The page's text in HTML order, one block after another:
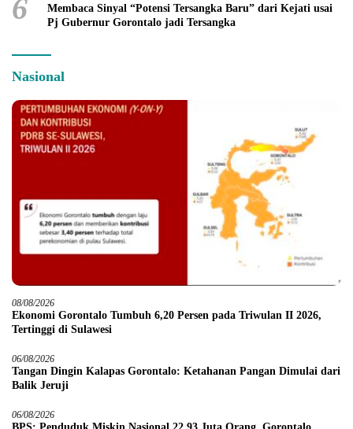
6
Membaca Sinyal “Potensi Tersangka Baru” dari Kejati usai
Pj Gubernur Gorontalo jadi Tersangka
Nasional
08/08/2026
Ekonomi Gorontalo Tumbuh 6,20 Persen pada Triwulan II 2026,
Tertinggi di Sulawesi
06/08/2026
Tangan Dingin Kalapas Gorontalo: Ketahanan Pangan Dimulai dari
Balik Jeruji
06/08/2026
BPS: Penduduk Miskin Nasional 22,93 Juta Orang, Gorontalo